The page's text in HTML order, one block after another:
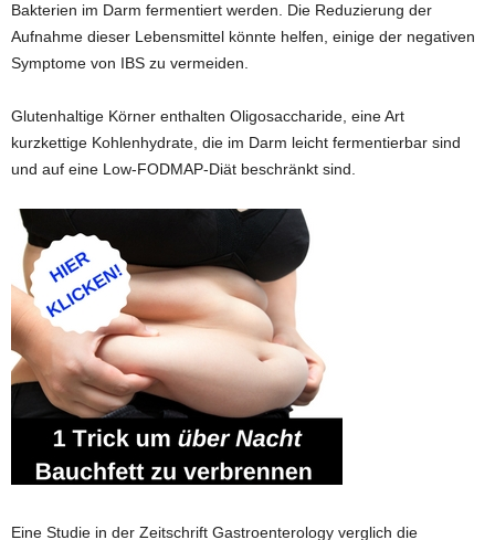
Bakterien im Darm fermentiert werden. Die Reduzierung der
Aufnahme dieser Lebensmittel könnte helfen, einige der negativen
Symptome von IBS zu vermeiden.
Glutenhaltige Körner enthalten Oligosaccharide, eine Art
kurzkettige Kohlenhydrate, die im Darm leicht fermentierbar sind
und auf eine Low-FODMAP-Diät beschränkt sind.
Eine Studie in der Zeitschrift Gastroenterology verglich die